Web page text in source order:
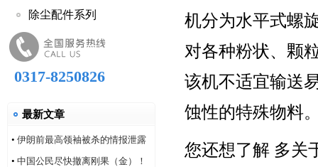
除尘配件系列
0317-8250826
最新文章
• 伊朗前最高领袖被杀的情报泄露
问题，“很可能仍然存在”
• 中国公民尽快撤离刚果（金）！
机分为水平式螺
对各种粉状、颗
该机不适宜输送
蚀性的特殊物料
您还想了解 多关